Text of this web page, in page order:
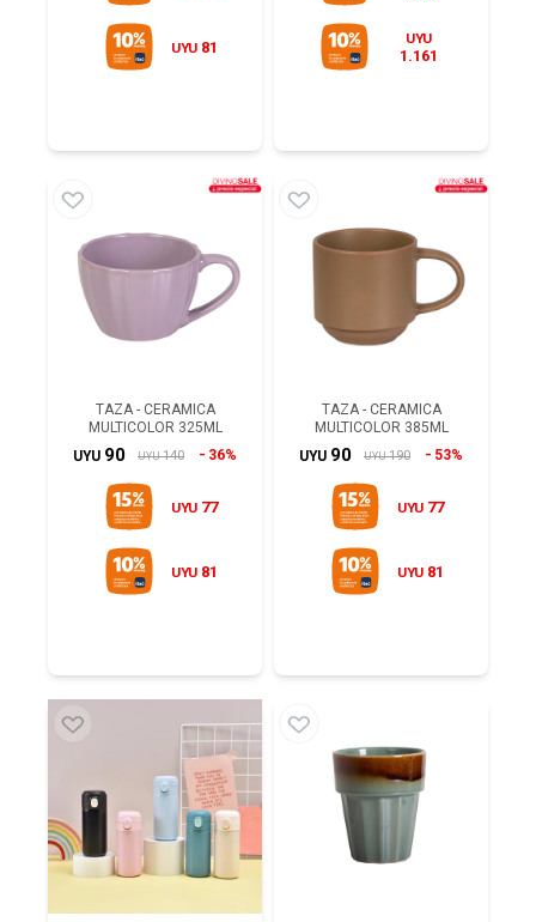
UYU 81 UYU
1.161
TAZA - CERAMICA
MULTICOLOR 325ML
UYU 90 UYU 140 36%
UYU 77
UYU 81
TAZA - CERAMICA
MULTICOLOR 385ML
UYU 90 UYU 190 53%
UYU 77
UYU 81